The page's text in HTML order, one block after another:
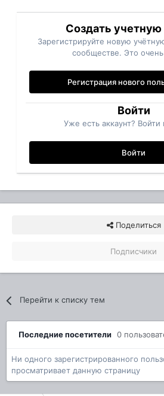
Создать учетную
Зарегистрируйте новую
сообществе. Это
Регистрация нового
Войти
Уже есть аккаунт? Войти
Войти
Поделиться
Подписчики
Перейти к списку тем
Последние посетители 0
Ни одного зарегистрированного
просматривает данную страницу